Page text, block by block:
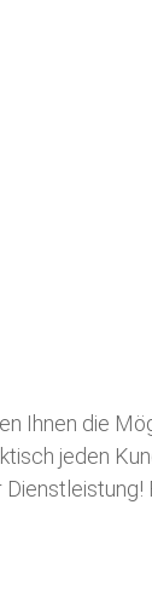
Ihnen die
jeden